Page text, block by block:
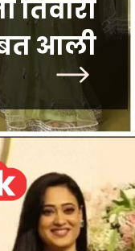
तिवारी
आली